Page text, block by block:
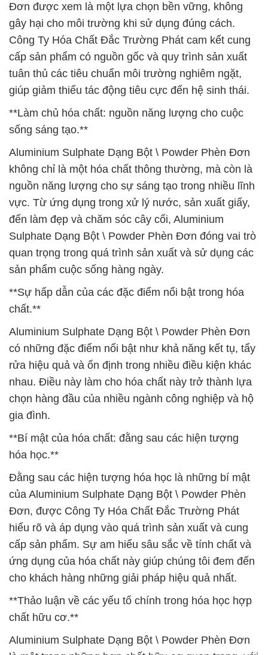
Đơn được xem là một lựa chọn bền vững, không
gây hại cho môi trường khi sử dụng đúng cách.
Công Ty Hóa Chất Đắc Trường Phát cam kết cung
cấp sản phẩm có nguồn gốc và quy trình sản xuất
tuân thủ các tiêu chuẩn môi trường nghiêm ngặt,
giúp giảm thiểu tác động tiêu cực đến hệ sinh thái.
**Làm chủ hóa chất: nguồn năng lượng cho cuộc
sống sáng tạo.**
Aluminium Sulphate Dạng Bột \ Powder Phèn Đơn
không chỉ là một hóa chất thông thường, mà còn là
nguồn năng lượng cho sự sáng tạo trong nhiều lĩnh
vực. Từ ứng dụng trong xử lý nước, sản xuất giấy,
đến làm đẹp và chăm sóc cây cối, Aluminium
Sulphate Dạng Bột \ Powder Phèn Đơn đóng vai trò
quan trọng trong quá trình sản xuất và sử dụng các
sản phẩm cuộc sống hàng ngày.
**Sự hấp dẫn của các đặc điểm nổi bật trong hóa
chất.**
Aluminium Sulphate Dạng Bột \ Powder Phèn Đơn
có những đặc điểm nổi bật như khả năng kết tụ, tẩy
rửa hiệu quả và ổn định trong nhiều điều kiện khác
nhau. Điều này làm cho hóa chất này trở thành lựa
chọn hàng đầu của nhiều ngành công nghiệp và hộ
gia đình.
**Bí mật của hóa chất: đằng sau các hiện tượng
hóa học.**
Đằng sau các hiện tượng hóa học là những bí mật
của Aluminium Sulphate Dạng Bột \ Powder Phèn
Đơn, được Công Ty Hóa Chất Đắc Trường Phát
hiểu rõ và áp dụng vào quá trình sản xuất và cung
cấp sản phẩm. Sự am hiểu sâu sắc về tính chất và
ứng dụng của hóa chất này giúp chúng tôi đem đến
cho khách hàng những giải pháp hiệu quả nhất.
**Thảo luận về các yếu tố chính trong hóa học hợp
chất hữu cơ.**
Aluminium Sulphate Dạng Bột \ Powder Phèn Đơn